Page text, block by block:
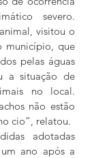
severo.
visitou o
município, que
pelas águas
a situação de
no local.
não estão
cio”, relatou.
adotadas
ano após a